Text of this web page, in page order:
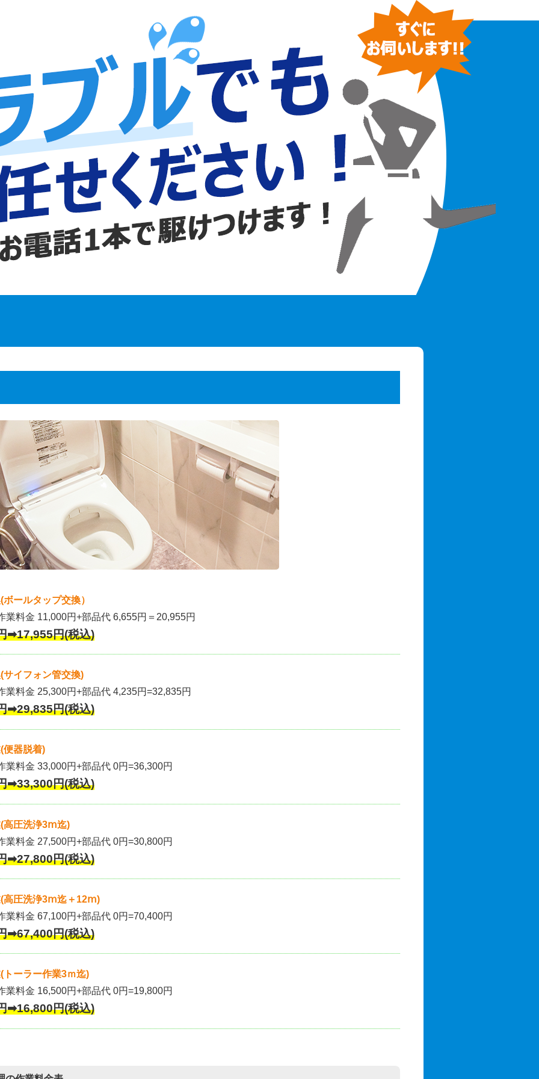
ールタップ交換）
業料金 11,000円+部品代 6,655円＝20,955円
➡17,955円(税込)
サイフォン管交換)
業料金 25,300円+部品代 4,235円=32,835円
➡29,835円(税込)
便器脱着)
業料金 33,000円+部品代 0円=36,300円
➡33,300円(税込)
高圧洗浄3ⅿ迄)
業料金 27,500円+部品代 0円=30,800円
➡27,800円(税込)
(高圧洗浄3ⅿ迄＋12ⅿ)
業料金 67,100円+部品代 0円=70,400円
➡67,400円(税込)
トーラー作業3ｍ迄)
業料金 16,500円+部品代 0円=19,800円
➡16,800円(税込)